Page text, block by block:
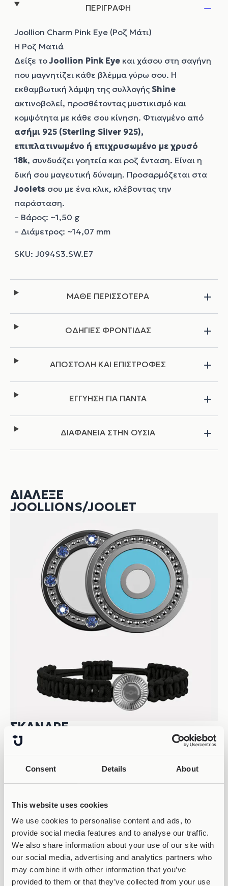
Consent Details About
This website uses cookies
We use cookies to personalise content and ads, to
provide social media features and to analyse our traffic.
We also share information about your use of our site with
our social media, advertising and analytics partners who
may combine it with other information that you’ve
provided to them or that they’ve collected from your use
ΠΕΡΙΓΡΑΦΗ
Joollion Charm Pink Eye (Ροζ Μάτι)
Η Ροζ Ματιά
Δείξε τοJoollion Pink Eye και χάσου στη σαγήνη
που μαγνητίζει κάθε βλέμμα γύρω σου. Η
εκθαμβωτική λάμψη της συλλογής Shine
ακτινοβολεί, προσθέτοντας μυστικισμό και
κομψότητα με κάθε σου κίνηση. Φτιαγμένο από
ασήμι 925 (Sterling Silver 925),
επιπλατινωμένο ή επιχρυσωμένο με χρυσό
18k, συνδυάζει γοητεία και ροζ ένταση. Είναι η
δική σου μαγευτική δύναμη. Προσαρμόζεται στα
Joolets σου με ένα κλικ, κλέβοντας την
παράσταση.
– Βάρος: ~1,50 g
– Διάμετρος: ~14,07 mm
ΜΑΘΕ ΠΕΡΙΣΣΟΤΕΡΑ
ΟΔΗΓΙΕΣ ΦΡΟΝΤΙΔΑΣ
ΑΠΟΣΤΟΛΗ ΚΑΙ ΕΠΙΣΤΡΟΦΕΣ
ΕΓΓΥΗΣΗ ΓΙΑ ΠΑΝΤΑ
ΔΙΑΦΑΝΕΙΑ ΣΤΗΝ ΟΥΣΙΑ
ΔΙΆΛΕΞΕ
JOOLLIONS/JOOLET
ΣΚΆΝΑΡΕ
ΤΟ QR CODE